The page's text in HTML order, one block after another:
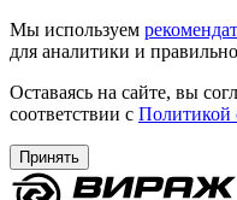
Мы используем
для аналитики и
Оставаясь на сайте, вы
соответствии с Политикой
Принять